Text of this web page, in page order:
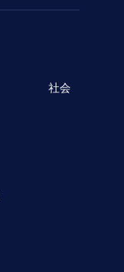
社会